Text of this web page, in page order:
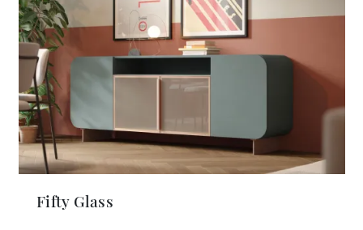
Fifty Glass